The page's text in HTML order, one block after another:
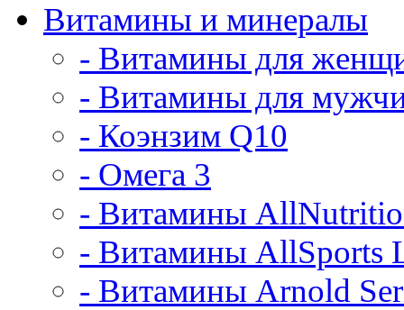
Витамины и минералы
- Витамины для
- Витамины для
- Коэнзим Q10
- Омега 3
- Витамины
- Витамины AllSports
- Витамины Arnold